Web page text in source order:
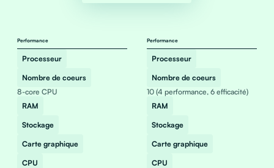
Performance
Processeur
Nombre de coeurs
8-core CPU
RAM
Stockage
Carte graphique
CPU
Performance
Processeur
Nombre de coeurs
10 (4 performance, 6 efficacité)
RAM
Stockage
Carte graphique
CPU